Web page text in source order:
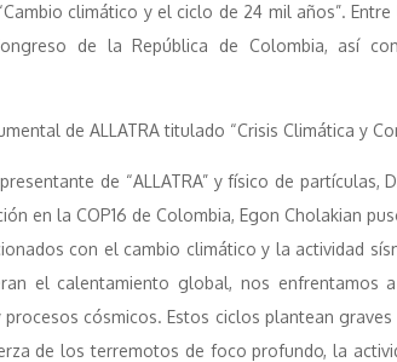
climático y el ciclo de 24 mil años”.
de la República de Colombia, así
de ALLATRA titulado “Crisis Climática y
de “ALLATRA” y físico de partículas,
en la COP16 de Colombia, Egon Cholakian
con el cambio climático y la actividad
el calentamiento global, nos enfrentamos
cósmicos. Estos ciclos plantean graves
de los terremotos de foco profundo, la